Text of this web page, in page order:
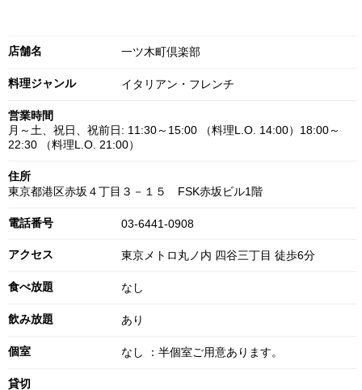
店舗名 一ツ木町倶楽部
料理ジャンル イタリアン・フレンチ
営業時間
月～土、祝日、祝前日: 11:30～15:00 （料理L.O. 14:00）18:00～
22:30 （料理L.O. 21:00）
住所
東京都港区赤坂４丁目３－１５ FSK赤坂ビル1階
電話番号 03-6441-0908
アクセス 東京メトロ丸ノ内 四谷三丁目 徒歩6分
食べ放題 なし
飲み放題 あり
個室 なし ：半個室ご用意あります。
貸切